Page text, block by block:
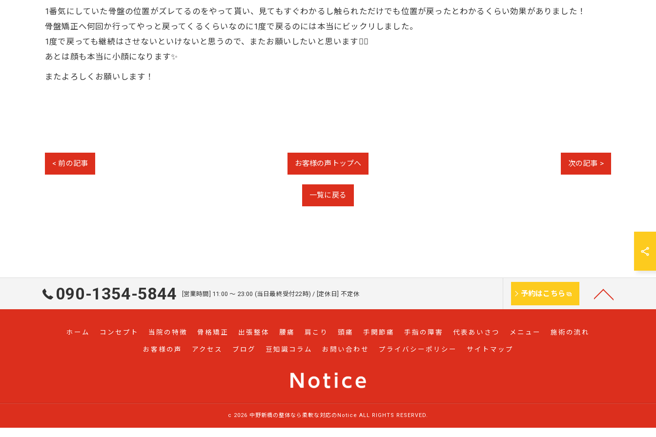
1番気にしていた骨盤の位置がズレてるのをやって貰い、見てもすぐわかるし触られただけでも位置が戻ったとわかるくらい効果がありました！
骨盤矯正へ何回か行ってやっと戻ってくるくらいなのに1度で戻るのには本当にビックリしました。
1度で戻っても継続はさせないといけないと思うので、またお願いしたいと思います🙇‍♀
あとは顔も本当に小顔になります✨
またよろしくお願いします！
< 前の記事 お客様の声トップへ 次の記事 >
一覧に戻る
090-1354-5844 [営業時間] 11:00 〜 23:00 (当日最終受付22時) / [定休日] 不定休 予約はこちら
ホーム コンセプト 当院の特徴 骨格矯正 出張整体 腰痛 肩こり 頭痛 手関節痛 手指の障害 代表あいさつ メニュー 施術の流れ
お客様の声 アクセス ブログ 豆知識コラム お問い合わせ プライバシーポリシー サイトマップ
c 2026 中野新橋の整体なら柔軟な対応のNotice ALL RIGHTS RESERVED.